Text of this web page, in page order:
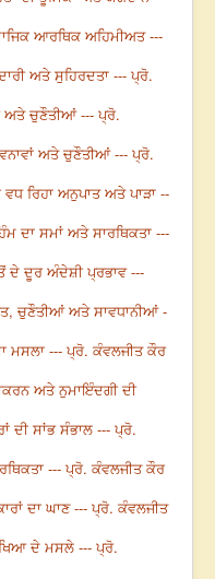
ਆਰਥਿਕ ਅਹਿਮੀਅਤ ---
ਅਤੇ ਸੁਹਿਰਦਤਾ --- ਪ੍ਰੋ.
ਅਤੇ ਚੁਣੌਤੀਆਂ --- ਪ੍ਰੋ.
ਅਤੇ ਚੁਣੌਤੀਆਂ --- ਪ੍ਰੋ.
ਰਿਹਾ ਅਨੁਪਾਤ ਅਤੇ ਪਾੜਾ --
ਦਾ ਸਮਾਂ ਅਤੇ ਸਾਰਥਿਕਤਾ ---
ਦੇ ਦੂਰ ਅੰਦੇਸ਼ੀ ਪ੍ਰਭਾਵ ---
ਚੁਣੌਤੀਆਂ ਅਤੇ ਸਾਵਧਾਨੀਆਂ -
ਮਸਲਾ --- ਪ੍ਰੋ. ਕੰਵਲਜੀਤ ਕੌਰ
ਅਤੇ ਨੁਮਾਇੰਦਗੀ ਦੀ
ਦੀ ਸਾਂਭ ਸੰਭਾਲ --- ਪ੍ਰੋ.
--- ਪ੍ਰੋ. ਕੰਵਲਜੀਤ ਕੌਰ
ਦਾ ਘਾਣ --- ਪ੍ਰੋ. ਕੰਵਲਜੀਤ
ਦੇ ਮਸਲੇ --- ਪ੍ਰੋ.